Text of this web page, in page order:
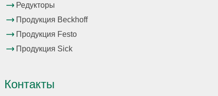
Редукторы
Продукция Beckhoff
Продукция Festo
Продукция Sick
Контакты